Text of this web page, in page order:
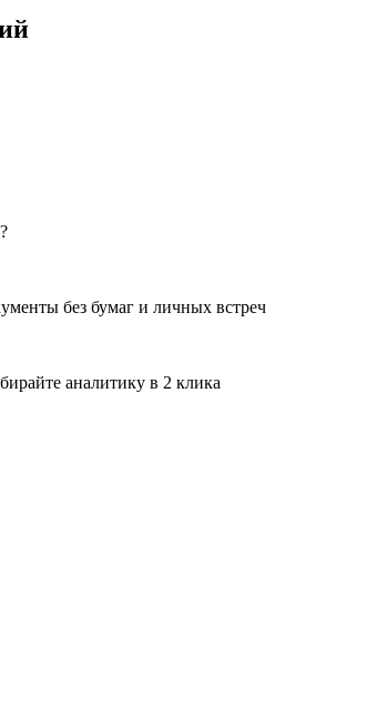
без бумаг и личных встреч
аналитику в 2 клика